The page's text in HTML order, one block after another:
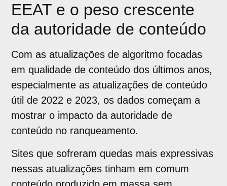
EEAT e o peso crescente
da autoridade de conteúdo
Com as atualizações de algoritmo focadas
em qualidade de conteúdo dos últimos anos,
especialmente as atualizações de conteúdo
útil de 2022 e 2023, os dados começam a
mostrar o impacto da autoridade de
conteúdo no ranqueamento.
Sites que sofreram quedas mais expressivas
nessas atualizações tinham em comum